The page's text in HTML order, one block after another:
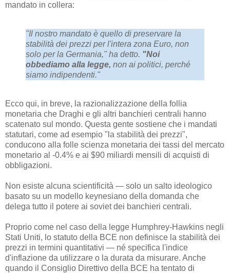
mandato in collera:
"Il nostro mandato è quello di preservare la
stabilità dei prezzi per l'intera zona Euro, non
solo per la Germania," ha detto. "Noi
obbediamo alla legge, non ai politici, perché
siamo indipendenti."
Ecco qui, in breve, la razionalizzazione della follia
monetaria che Draghi e gli altri banchieri centrali hanno
scatenato sul mondo. Questa gente sostiene che i mandati
statutari, come ad esempio "la stabilità dei prezzi",
conducono alla folle scienza monetaria dei tassi del mercato
monetario al -0.4% e ai $90 miliardi mensili di acquisti di
obbligazioni.
Non esiste alcuna scientificità — solo un salto ideologico
basato su un modello keynesiano della domanda che
delega tutto il potere ai soviet dei banchieri centrali.
Proprio come nel caso della legge Humphrey-Hawkins negli
Stati Uniti, lo statuto della BCE non definisce la stabilità dei
prezzi in termini quantitativi — né specifica l'indice
d'inflazione da utilizzare o la durata da misurare. Anche
quando il Consiglio Direttivo della BCE ha tentato di